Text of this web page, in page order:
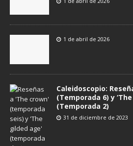
1 de abril de 2026
Caleidoscopio:
(Temporada 6) y
(Temporada 2)
31 de diciembre de 2023